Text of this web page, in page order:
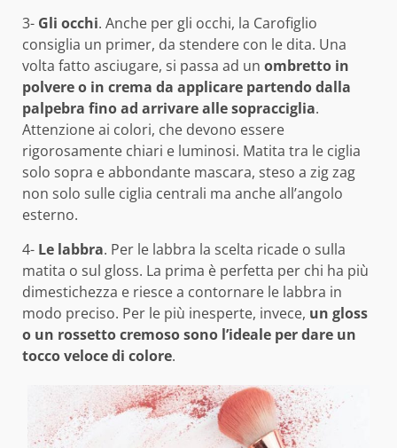
3- Gli occhi. Anche per gli occhi, la Carofiglio
consiglia un primer, da stendere con le dita. Una
volta fatto asciugare, si passa ad un ombretto in
polvere o in crema da applicare partendo dalla
palpebra fino ad arrivare alle sopracciglia.
Attenzione ai colori, che devono essere
rigorosamente chiari e luminosi. Matita tra le ciglia
solo sopra e abbondante mascara, steso a zig zag
non solo sulle ciglia centrali ma anche all’angolo
esterno.
4- Le labbra. Per le labbra la scelta ricade o sulla
matita o sul gloss. La prima è perfetta per chi ha più
dimestichezza e riesce a contornare le labbra in
modo preciso. Per le più inesperte, invece, un gloss
o un rossetto cremoso sono l’ideale per dare un
tocco veloce di colore.